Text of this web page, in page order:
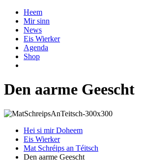
Heem
Mir sinn
News
Eis Wierker
Agenda
Shop
Den aarme Geescht
Hei si mir Doheem
Eis Wierker
Mat Schréips an Téitsch
Den aarme Geescht